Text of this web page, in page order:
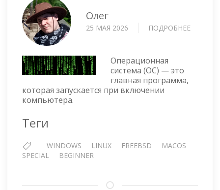
Олег
25 МАЯ 2026 ПОДРОБНЕЕ
Операционная
система (ОС) — это
главная программа,
которая запускается при включении
компьютера.
Теги
WINDOWS LINUX FREEBSD
MACOS
SPECIAL
BEGINNER